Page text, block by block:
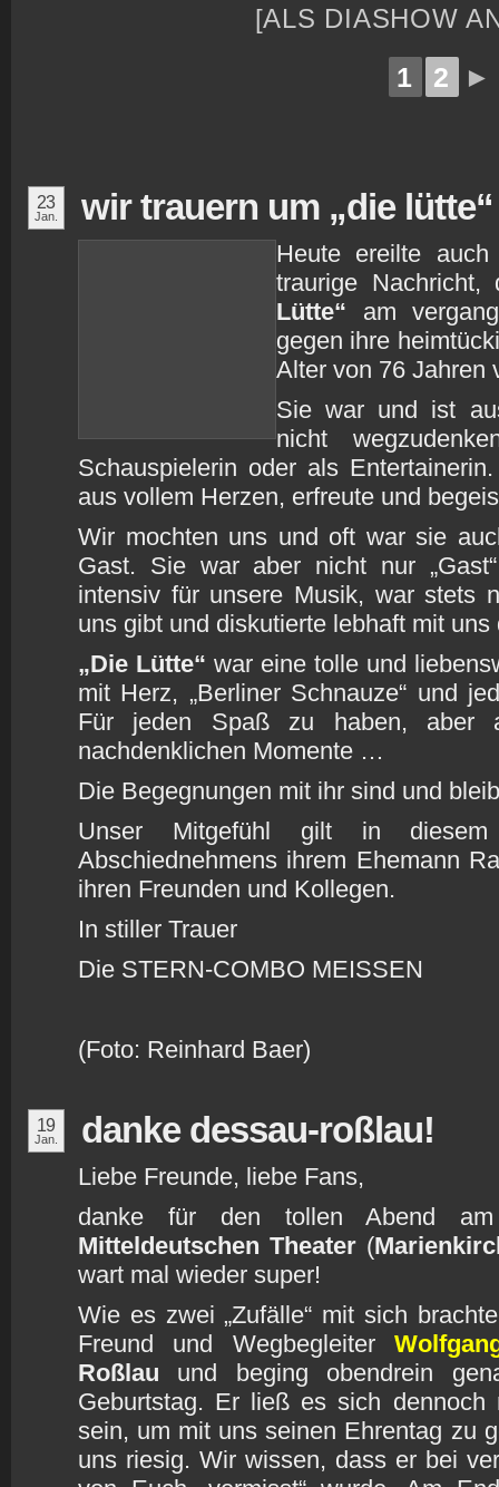
[ALS DIASHOW
1 2 ►
23
Jan. wir trauern um „die lütte“
Heute ereilte
traurige
Lütte“ am
gegen ihre
Alter von 76 Jahren
Sie war und ist
nicht
Schauspielerin oder als
aus vollem Herzen, erfreute und
Wir mochten uns und oft war sie
Gast. Sie war aber nicht nur
intensiv für unsere Musik, war stets
uns gibt und diskutierte lebhaft mit uns
„Die Lütte“ war eine tolle und
mit Herz, „Berliner Schnauze“ und
Für jeden Spaß zu haben, aber
nachdenklichen Momente …
Die Begegnungen mit ihr sind und
Unser Mitgefühl gilt in diesem
Abschiednehmens ihrem Ehemann
ihren Freunden und Kollegen.
In stiller Trauer
Die STERN-COMBO MEISSEN
(Foto: Reinhard Baer)
19
Jan. danke dessau-roßlau!
Liebe Freunde, liebe Fans,
danke für den tollen Abend am
Mitteldeutschen Theater (
wart mal wieder super!
Wie es zwei „Zufälle“ mit sich
Freund und Wegbegleiter
Roßlau und beging obendrein
Geburtstag. Er ließ es sich
sein, um mit uns seinen Ehrentag zu
uns riesig. Wir wissen, dass er bei